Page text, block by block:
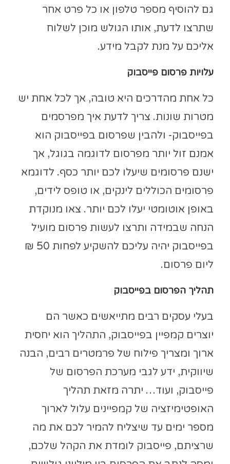
גם להוסיף מספר טלפון או כל פרט אחר
שתרצו לדעת, אותו הגולש מוכן לשלוח
אליכם על מנת לקבל מידע.
עלויות פרסום פייסבוק
כל אחת מהדרכים היא טובה, אך לכל אחת יש
מטרות שונות. צריך לדעת איך מפרסמים
בפייסבוק- ולהבין שפרסום בפייסבוק הוא
אמנם זול יותר מפרסום לדוגמה בגוגל, אך
ישנם פרסומים שיעלו לכם יותר כסף. לדוגמא
פרסומים הכוללים לינקים, או טופס לידים,
באופן אוטומטי יעלו לכם יותר. צאו מנוקדת
הנחה שבמידה ותרצו לעשות פרסום מועיל
בפייסבוק יהיה עליכם להשקיע לפחות 50 ₪
ליום פרסום.
תהליך הפרסום בפייסבוק
בעלי עסקים רבים מתייאשים כאשר הם
יוצרים קמפיין בפייסבוק, התהליך הוא יחסית
ארוך ומצריך פילוח של פרמטרים רבים, הבנה
שיווקית, ידע לגבי מערכת הפרסום של
פייסבוק, ועוד… יתרה מזאת תהליך
האופטימיזציה של קמפיינים עלול לארוך
מספר ימים עד שיצליח להמיר לכם את מה
שרציתם, פייסבוק לומדת את הקהל שלכם,